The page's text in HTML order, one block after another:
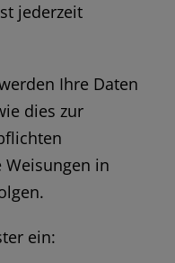
jederzeit
Ihre Daten
dies zur
in
ein: